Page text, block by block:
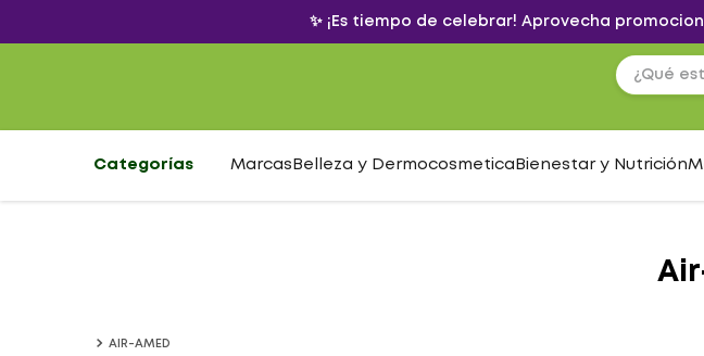
✨ ¡Es tiempo de celebrar! Aprovecha
Categorías Marcas Belleza y Dermocosmetica Bienestar y Nutrición
AIR-AMED